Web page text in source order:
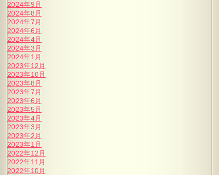
2024年9月
2024年8月
2024年7月
2024年6月
2024年4月
2024年3月
2024年1月
2023年12月
2023年10月
2023年8月
2023年7月
2023年6月
2023年5月
2023年4月
2023年3月
2023年2月
2023年1月
2022年12月
2022年11月
2022年10月